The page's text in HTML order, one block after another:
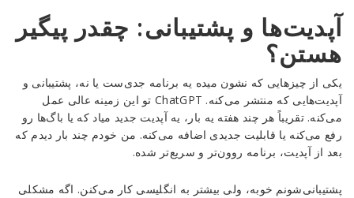
آپدیت‌ها و پشتیبانی: چقدر پیگیر
هستن؟
یکی از چیزهایی که نشون میده یه برنامه جدی‌ست یا نه، پشتیبانی و
آپدیت‌هایی که منتشر می‌کنه. ChatGPT تو این زمینه عالی عمل
می‌کنه. تقریباً هر چند هفته یه بار، یه آپدیت جدید میاد که یا باگ‌ها رو
رفع می‌کنه یا قابلیت جدیدی اضافه می‌کنه. من خودم چند بار دیدم که
بعد از آپدیت، برنامه روون‌تر و سریع‌تر شده.
پشتیبانی‌شونم خوبه، ولی بیشتر به انگلیسی کار می‌کنن. اگه مشکلی